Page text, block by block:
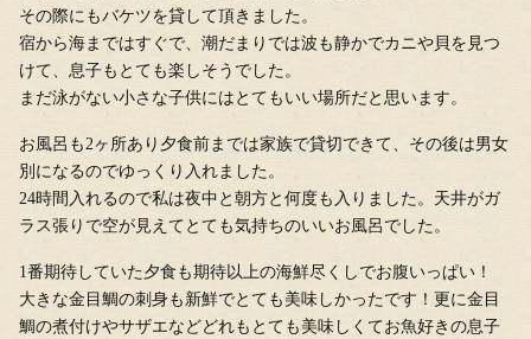
その際にもバケツを貸して頂きました。
宿から海まではすぐで、潮だまりでは波も静かでカニや貝を見つ
けて、息子もとても楽しそうでした。
まだ泳がない小さな子供にはとてもいい場所だと思います。
お風呂も2ヶ所あり夕食前までは家族で貸切できて、その後は男女
別になるのでゆっくり入れました。
24時間入れるので私は夜中と朝方と何度も入りました。天井がガ
ラス張りで空が見えてとても気持ちのいいお風呂でした。
1番期待していた夕食も期待以上の海鮮尽くしでお腹いっぱい！
大きな金目鯛の刺身も新鮮でとても美味しかったです！更に金目
鯛の煮付けやサザエなどどれもとても美味しくてお魚好きの息子